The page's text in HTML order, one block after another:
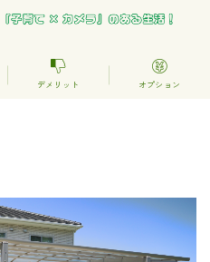
デメリット オプション